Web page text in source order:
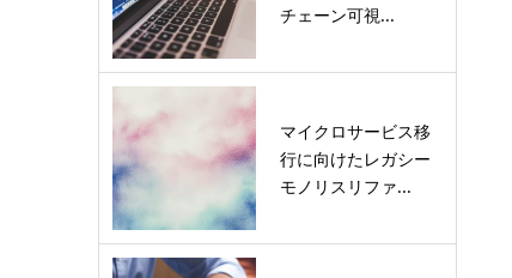
チェーン可視...
マイクロサービス移
行に向けたレガシー
モノリスリファ...